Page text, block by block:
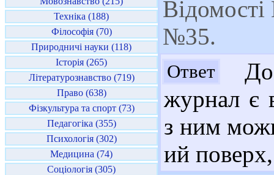
Техніка (188)
Філософія (70)
Природничі науки (118)
Історія (265)
Літературознавство (719)
Право (638)
Фізкультура та спорт (73)
Педагогіка (355)
Психологія (302)
Медицина (74)
Соціологія (305)
№35.
Ответ
журнал є
з ним
ий